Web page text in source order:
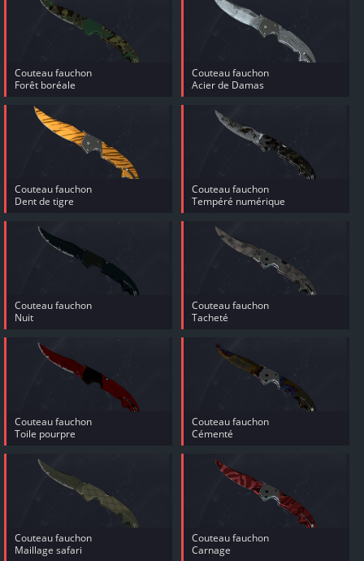
Couteau fauchon
Forêt boréale
Couteau fauchon
Acier de Damas
Couteau fauchon
Dent de tigre
Couteau fauchon
Tempéré numérique
Couteau fauchon
Nuit
Couteau fauchon
Tacheté
Couteau fauchon
Toile pourpre
Couteau fauchon
Cémenté
Couteau fauchon
Maillage safari
Couteau fauchon
Carnage